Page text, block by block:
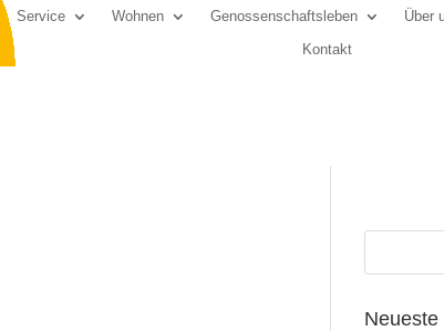
Service Wohnen Genossenschaftsleben Über
Kontakt